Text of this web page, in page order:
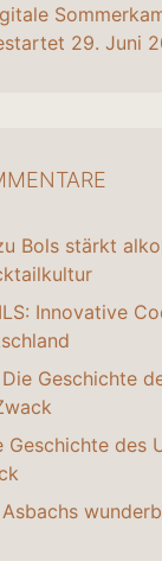
29. Juni
Bols stärkt
Innovative
Die Geschichte
Geschichte des
Asbachs